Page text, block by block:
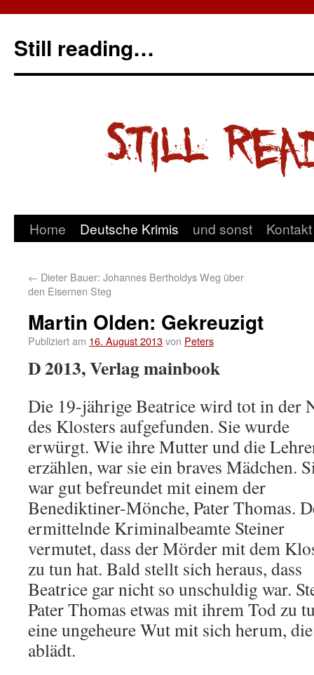
Still reading…
Home Deutsche Krimis und sonst Kontakt
← Dieter Bauer: Johannes Bertholdys Weg über
den Eisernen Steg
Martin Olden: Gekreuzigt
Publiziert am 16. August 2013von Peters
D 2013, Verlag mainbook
Die 19-jährige Beatrice wird tot in der
des Klosters aufgefunden. Sie wurde
erwürgt. Wie ihre Mutter und die
erzählen, war sie ein braves Mädchen.
war gut befreundet mit einem der
Benediktiner-Mönche, Pater Thomas.
ermittelnde Kriminalbeamte Steiner
vermutet, dass der Mörder mit dem
zu tun hat. Bald stellt sich heraus, dass
Beatrice gar nicht so unschuldig war.
Pater Thomas etwas mit ihrem Tod zu
eine ungeheure Wut mit sich herum,
ablädt.